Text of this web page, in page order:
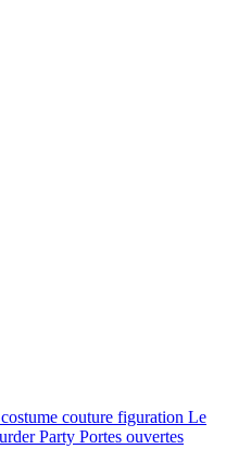
costume couture figuration Le
Party Portes ouvertes